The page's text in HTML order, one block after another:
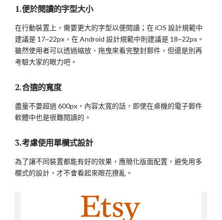
1.便於閱讀的字型大小
在行動裝置上，需要更大的字型以便閱讀；在 iOS 設計規範中
建議是 17~22px，在 Android 設計規範中則建議是 18~22px。
雖然使用者可以透過縮放、拖曳來看完整封郵件，但還是別再
考驗大家的眼力吧。
2.合適的寬度
盡量不要超過 600px，內容太寬的話，即使在桌機的電子郵件
軟體中也是很難閱讀的。
3.考慮使用單欄式設計
為了讓不同裝置都能有好的效果，應簡化版面配置，避免用多
欄式的設計，才不會看起來眼花撩亂。